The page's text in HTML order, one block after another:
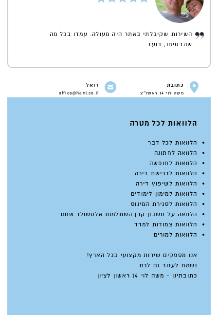
השירות שקיבלתי באתר היה מעולה. עמדו בכל מה
שהבטיחו, בועז
כתובת
משה לוי 14 ראשל"צ
דואל
office@hani.co.il
הלוואות לכל מטרה
הלוואות לכל דבר
הלוואה לחתונה
הלוואות לחופשה
הלוואות לרכישת דירה
הלוואות לשיפוץ דירה
הלוואות למימון לימודים
הלוואות לסגירת המינוס
הלוואה על חשבון קרן השתלמות אלטשולר שחם
הלוואות צמודות למדד
הלוואות למורים
אנו מספקים שירות מקצועי בכל הארץ!
נשמח לעזור גם לכם
כתובתינו - משה לוי 14 ראשון לציון